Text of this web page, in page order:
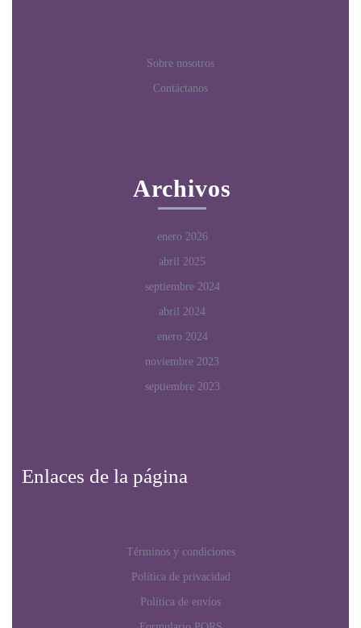
Sobre nosotros
Contáctanos
Archivos
enero 2026
abril 2025
septiembre 2024
abril 2024
enero 2024
noviembre 2023
septiembre 2023
Enlaces de la página
Términos y condiciones
Política de privacidad
Política de envíos